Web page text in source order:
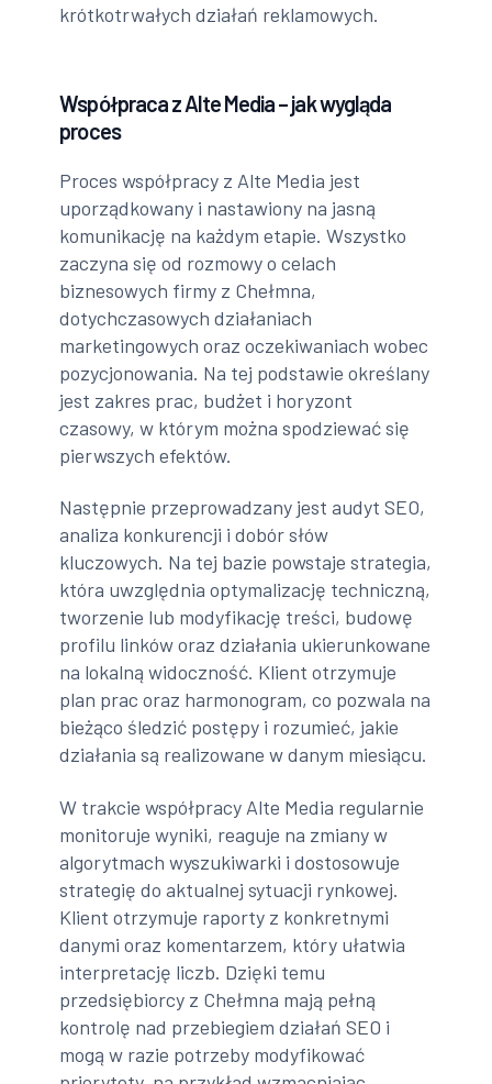
krótkotrwałych działań reklamowych.
Współpraca z Alte Media – jak wygląda
proces
Proces współpracy z Alte Media jest
uporządkowany i nastawiony na jasną
komunikację na każdym etapie. Wszystko
zaczyna się od rozmowy o celach
biznesowych firmy z Chełmna,
dotychczasowych działaniach
marketingowych oraz oczekiwaniach wobec
pozycjonowania. Na tej podstawie określany
jest zakres prac, budżet i horyzont
czasowy, w którym można spodziewać się
pierwszych efektów.
Następnie przeprowadzany jest audyt SEO,
analiza konkurencji i dobór słów
kluczowych. Na tej bazie powstaje strategia,
która uwzględnia optymalizację techniczną,
tworzenie lub modyfikację treści, budowę
profilu linków oraz działania ukierunkowane
na lokalną widoczność. Klient otrzymuje
plan prac oraz harmonogram, co pozwala na
bieżąco śledzić postępy i rozumieć, jakie
działania są realizowane w danym miesiącu.
W trakcie współpracy Alte Media regularnie
monitoruje wyniki, reaguje na zmiany w
algorytmach wyszukiwarki i dostosowuje
strategię do aktualnej sytuacji rynkowej.
Klient otrzymuje raporty z konkretnymi
danymi oraz komentarzem, który ułatwia
interpretację liczb. Dzięki temu
przedsiębiorcy z Chełmna mają pełną
kontrolę nad przebiegiem działań SEO i
mogą w razie potrzeby modyfikować